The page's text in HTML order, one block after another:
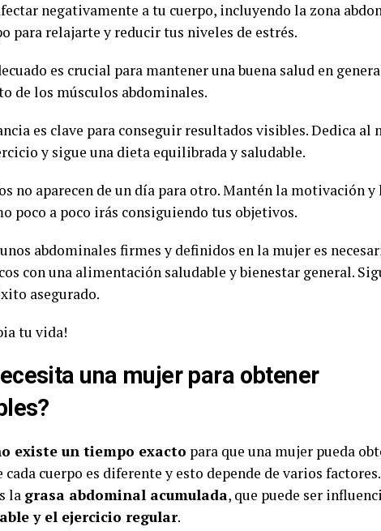
negativamente a tu cuerpo, incluyendo la zona
para relajarte y reducir tus niveles de estrés.
es crucial para mantener una buena salud en
de los músculos abdominales.
es clave para conseguir resultados visibles. Dedica al
y sigue una dieta equilibrada y saludable.
no aparecen de un día para otro. Mantén la motivación y
poco a poco irás consiguiendo tus objetivos.
abdominales firmes y definidos en la mujer es
con una alimentación saludable y bienestar general.
asegurado.
tu vida!
una mujer para obtener
existe un tiempo exacto para que una mujer pueda
cuerpo es diferente y esto depende de varios
la grasa abdominal acumulada, que puede ser
y el ejercicio regular.